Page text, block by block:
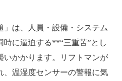
は、人員・設備・システム
時に逼迫する**“三重苦”とし
いかかります。リフトマンが
、温湿度センサーの警報に気